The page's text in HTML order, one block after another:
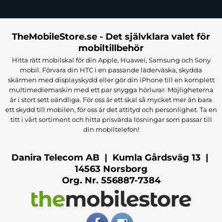
TheMobileStore.se - Det självklara valet för
mobiltillbehör
Hitta rätt mobilskal för din Apple, Huawei, Samsung och Sony
mobil. Förvara din HTC i en passande läderväska, skydda
skärmen med displayskydd eller gör din iPhone till en komplett
multimediemaskin med ett par snygga hörlurar. Möjligheterna
är i stort sett oändliga. För oss är ett skal så mycket mer än bara
ett skydd till mobilen, för oss är det attityd och personlighet. Ta en
titt i vårt sortiment och hitta prisvärda lösningar som passar till
din mobiltelefon!
Danira Telecom AB | Kumla Gårdsväg 13 |
14563 Norsborg
Org. Nr. 556887-7384